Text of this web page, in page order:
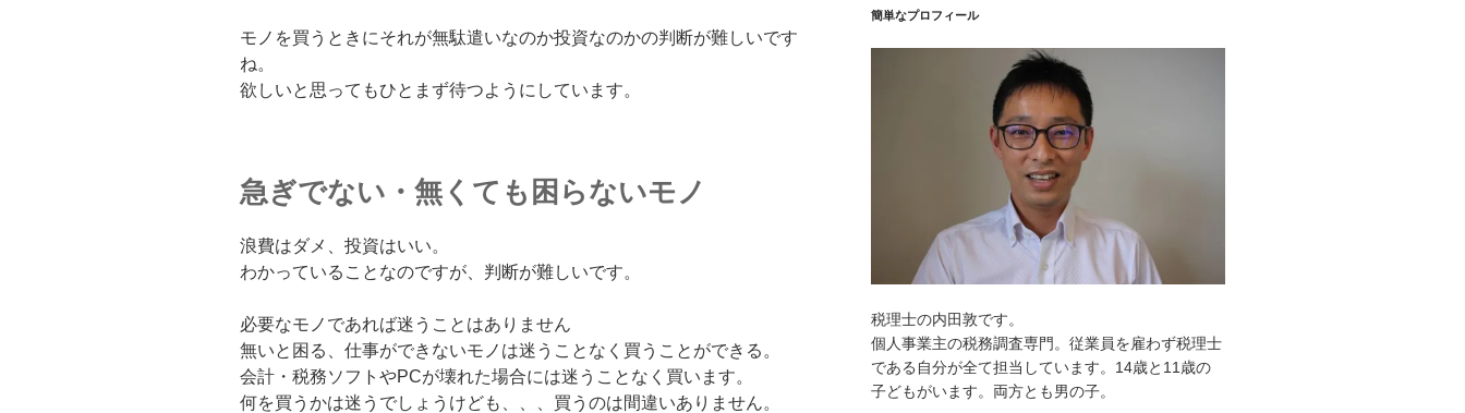
モノを買うときにそれが無駄遣いなのか投資なのかの判断が難しいです
ね。
欲しいと思ってもひとまず待つようにしています。
急ぎでない・無くても困らないモノ
浪費はダメ、投資はいい。
わかっていることなのですが、判断が難しいです。
必要なモノであれば迷うことはありません
無いと困る、仕事ができないモノは迷うことなく買うことができる。
会計・税務ソフトやPCが壊れた場合には迷うことなく買います。
何を買うかは迷うでしょうけども、、、買うのは間違いありません。
簡単なプロフィール
税理士の内田敦です。
個人事業主の税務調査専門。従業員を雇わず税理士
である自分が全て担当しています。14歳と11歳の
子どもがいます。両方とも男の子。